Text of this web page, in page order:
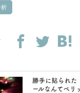
勝手に貼られた
ールなんてペリ